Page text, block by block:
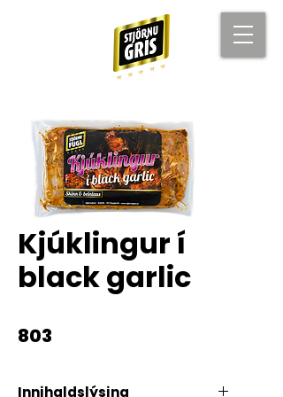
Kjúklingur í
black garlic
803
Innihaldslýsing